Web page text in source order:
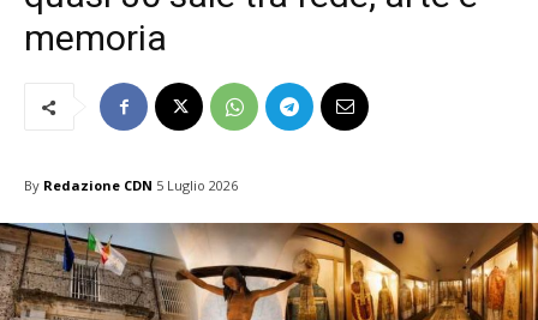
memoria
By Redazione CDN 5 Luglio 2026